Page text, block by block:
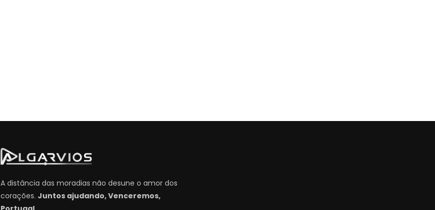
A distância das moradias não desune o amor dos
corações. Juntos ajudando, Venceremos,